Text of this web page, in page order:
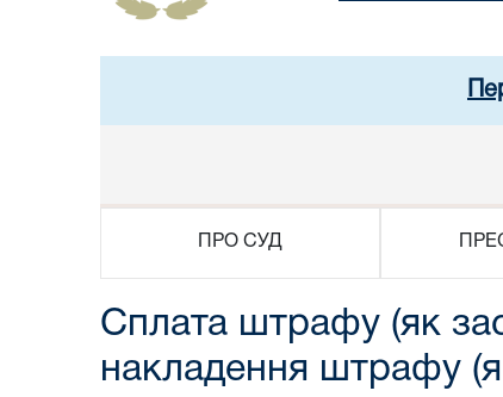
ПРО СУД
Сплата штрафу (як
накладення штрафу